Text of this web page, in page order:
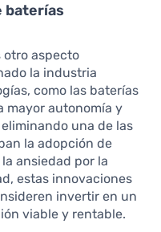
baterías
otro aspecto
la industria
como las baterías
mayor autonomía y
una de las
la adopción de
ansiedad por la
estas innovaciones
invertir en un
viable y rentable.